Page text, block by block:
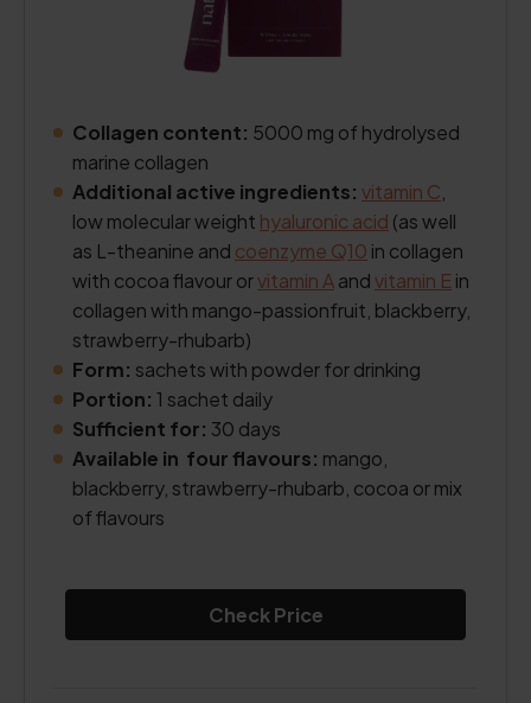
Collagen content: 5000 mg of hydrolysed
marine collagen
Additional active ingredients: vitamin C
low molecular weight hyaluronic acid (as well
as L-theanine and coenzyme Q10 in collagen
with cocoa flavour orvitamin Aandvitamin E in
collagen with mango-passionfruit, blackberry,
strawberry-rhubarb)
Form: sachets with powder for drinking
Portion: 1 sachet daily
Sufficient for: 30 days
Available in four flavours: mango,
blackberry, strawberry-rhubarb, cocoa or mix
of flavours
Check Price